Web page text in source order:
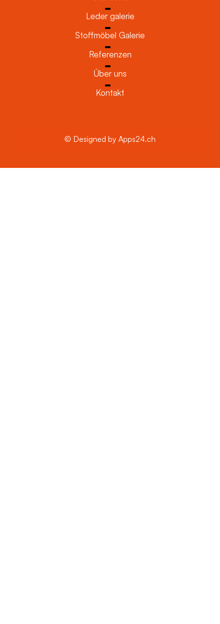
Leder galerie
Stoffmöbel Galerie
Referenzen
Über uns
Kontakt
© Designed by Apps24.ch